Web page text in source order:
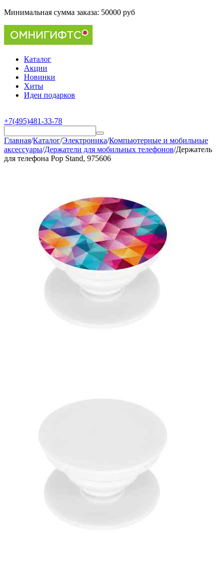
Минимальная сумма заказа: 50000 руб
Каталог
Акции
Новинки
Хиты
Идеи подарков
+7(495)481-33-78
Главная/Каталог/Электроника/Компьютерные и мобильные
аксессуары/Держатели для мобильных телефонов/Держатель
для телефона Pop Stand, 975606